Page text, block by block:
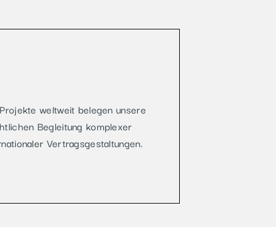
weltweit belegen unsere
Begleitung komplexer
Vertragsgestaltungen.